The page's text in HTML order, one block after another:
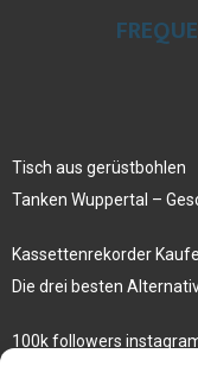
Tisch aus gerüstbohlen
Tanken Wuppertal –
Kassettenrekorder
Die drei besten
100k followers